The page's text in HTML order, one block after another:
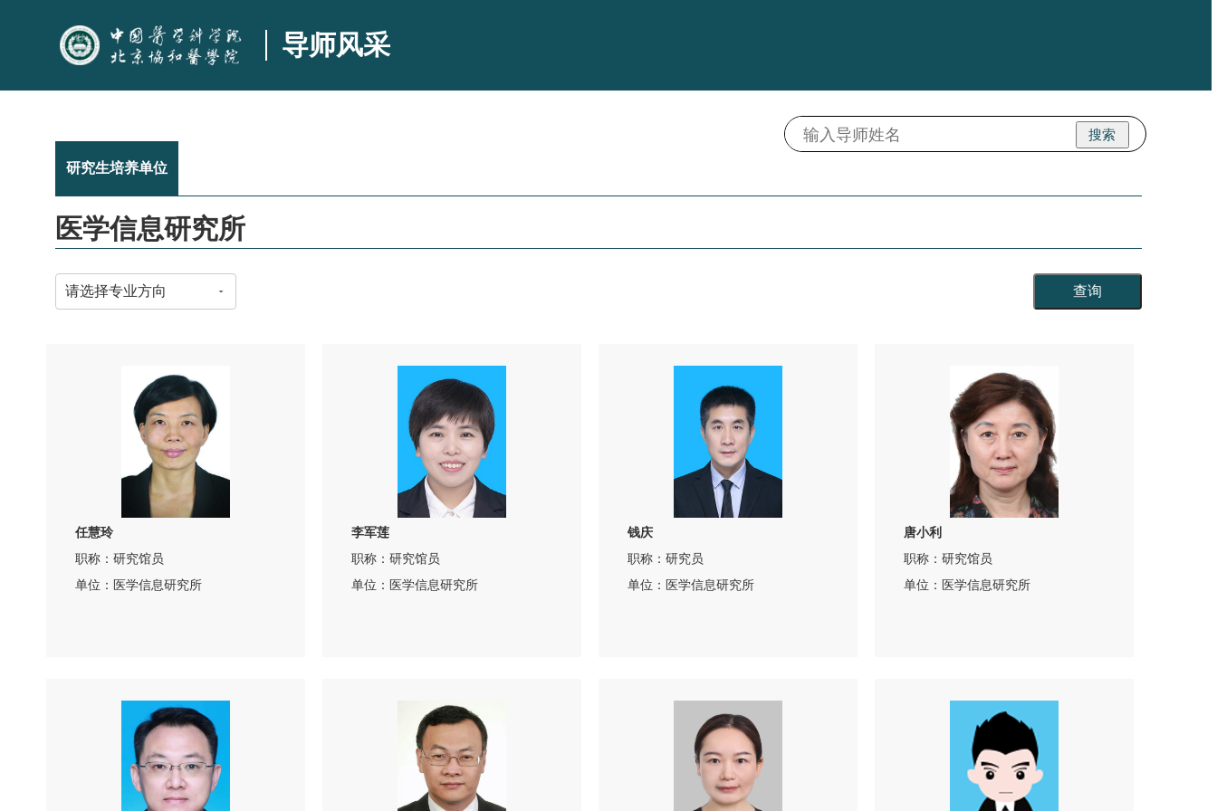
导师风采
搜索
研究生培养单位
医学信息研究所
查询
任慧玲
职称：研究馆员
单位：医学信息研究所
李军莲
职称：研究馆员
单位：医学信息研究所
钱庆
职称：研究员
单位：医学信息研究所
唐小利
职称：研究馆员
单位：医学信息研究所